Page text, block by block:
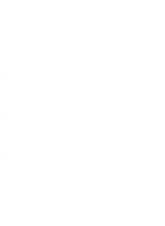
格(税抜)を提供させていただ
あることをご了承ください。
データに基づき作成されるも
合があることをご了承くださ
のオムロン制御機器販売店・
Webメンバーズにご登録され
ルエーテル類(PBDE) 1000ppm以下、
BBP） 1000ppm以下、フタル酸ジブチ
す。
ェニルエーテル類) : 1000ppm、
チルベンジル) : 1000ppm、
な影響を及ぼさない年数を意
品（以下｢規制貨物等」とい
れないよう必要な手段を講じ
他武器並びにこれらの製造装
を当該第三者に通知します。
客様担当のオムロン制御